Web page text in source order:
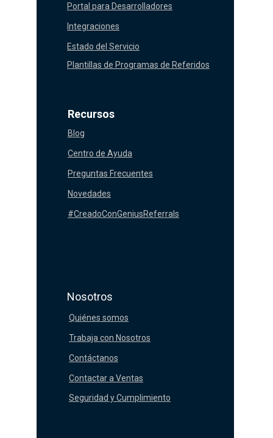
Blog
#CreadoConGeniusReferrals
Novedades
Preguntas Frecuentes
Centro de Ayuda
Recursos
Quiénes somos
Seguridad y Cumplimiento
Contactar a Ventas
Contáctanos
Trabaja con Nosotros
Nosotros
Integraciones
Plantillas de Programas de Referidos
Estado del Servicio
Portal para Desarrolladores